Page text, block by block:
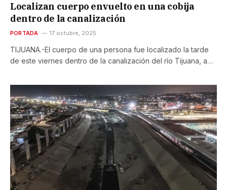
Localizan cuerpo envuelto en una cobija
dentro de la canalización
PORTADA 17 octubre, 2025
TIJUANA.-El cuerpo de una persona fue localizado la tarde
de este viernes dentro de la canalización del río Tijuana, a…